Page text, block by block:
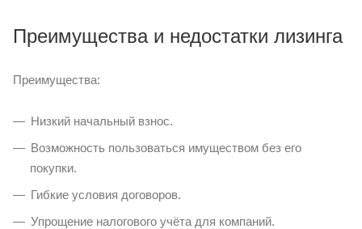
Преимущества и недостатки лизинга
Преимущества:
Низкий начальный взнос.
Возможность пользоваться имуществом без его
покупки.
Гибкие условия договоров.
Упрощение налогового учёта для компаний.